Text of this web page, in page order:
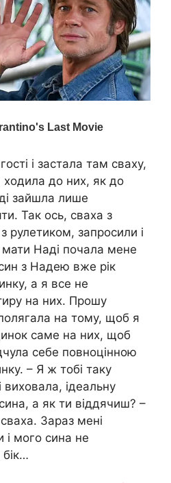
і застала там сваху,
до них, як до
зайшла лише
Так ось, сваха з
рулетиком, запросили і
мати Наді почала мене
з Надею вже рік
а я все не
на них. Прошу
на тому, щоб я
саме на них, щоб
себе повноцінною
– Я ж тобі таку
виховала, ідеальну
а як ти віддячиш? –
Зараз мені
мого сина не
бік…